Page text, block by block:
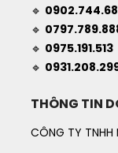
🔹
🔹
🔹 0975.191.513
🔹
THÔNG TIN
CÔNG TY